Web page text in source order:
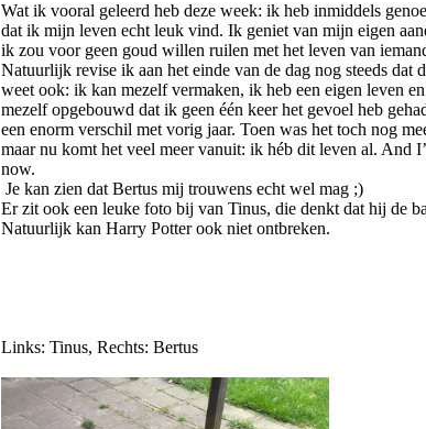
Wat ik vooral geleerd heb deze week: ik heb inmiddels
dat ik mijn leven echt leuk vind. Ik geniet van mijn eigen
ik zou voor geen goud willen ruilen met het leven van
Natuurlijk revise ik aan het einde van de dag nog steeds dat
weet ook: ik kan mezelf vermaken, ik heb een eigen leven
mezelf opgebouwd dat ik geen één keer het gevoel heb
een enorm verschil met vorig jaar. Toen was het toch nog
maar nu komt het veel meer vanuit: ik héb dit leven al. And
now.
Je kan zien dat Bertus mij trouwens echt wel mag ;)
Er zit ook een leuke foto bij van Tinus, die denkt dat hij de
Natuurlijk kan Harry Potter ook niet ontbreken.
Links: Tinus, Rechts: Bertus